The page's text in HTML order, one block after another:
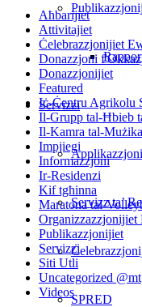
Servizzi
Servizz ta’
SPRED
Aħbarijiet
Attivitajiet
Ċelebrazzjonijiet
Donazzjoni
Donazzjonijiet
Featured
Iċ-Ċentru Agrikolu
Il-Grupp tal-Ħbieb
Il-Kamra tal-Mużika
Impjiegi
Informazzjoni
Ir-Residenzi
Kif tgħinna
Maratona tal-
Publikazzjonijiet
Servizzi
Siti Utli
Uncategorized @mt
Videos